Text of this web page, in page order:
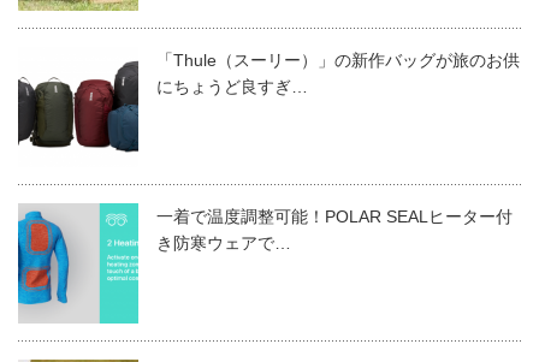
「Thule（スーリー）」の新作バッグが旅のお供
にちょうど良すぎ…
一着で温度調整可能！POLAR SEALヒーター付
き防寒ウェアで…